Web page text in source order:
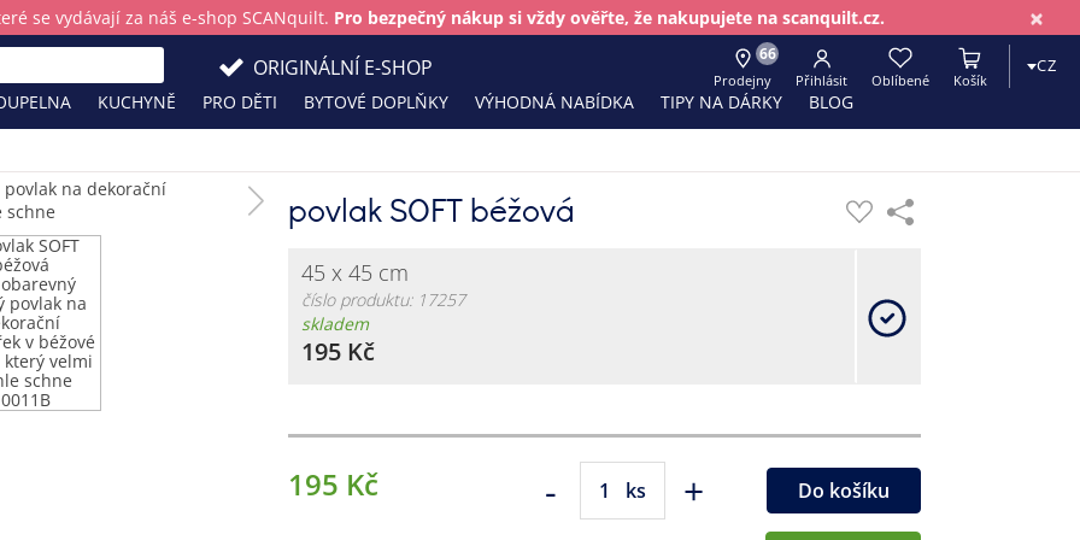
×
se vydávají za náš e-shop SCANquilt. Pro bezpečný nákup si vždy ověřte, že nakupujete na scanquilt.cz.
KUCHYNĚ PRO DĚTI BYTOVÉ DOPLŇKY VÝHODNÁ NABÍDKA TIPY NA DÁRKY BLOG
66
Prodejny Přihlásit Oblíbené Košík
CZ
ORIGINÁLNÍ E-SHOP
povlak SOFT béžová
45 x 45 cm
číslo produktu: 17257
skladem
195 Kč
195 Kč - ks + Do košíku